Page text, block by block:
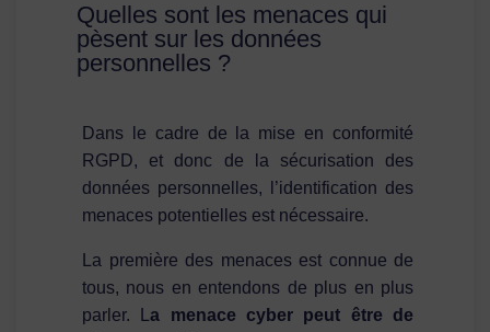
Quelles sont les menaces qui
pèsent sur les données
personnelles ?
Dans le cadre de la mise en conformité
RGPD, et donc de la sécurisation des
données personnelles, l’identification des
menaces potentielles est nécessaire.
La première des menaces est connue de
tous, nous en entendons de plus en plus
parler. La menace cyber peut être de